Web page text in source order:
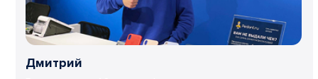
Дмитрий